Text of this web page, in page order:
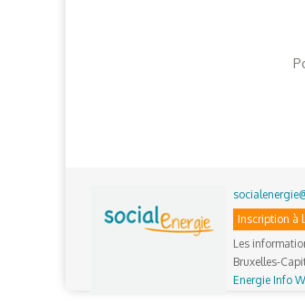
Inscription à
Les
Bruxelles-
Energie Info